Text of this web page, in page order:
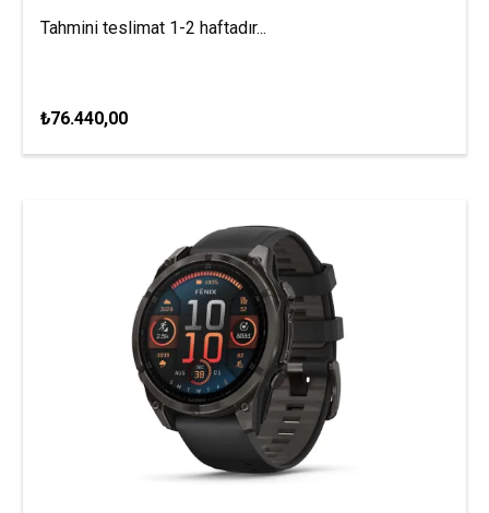
Tahmini teslimat 1-2 haftadır...
₺76.440,00